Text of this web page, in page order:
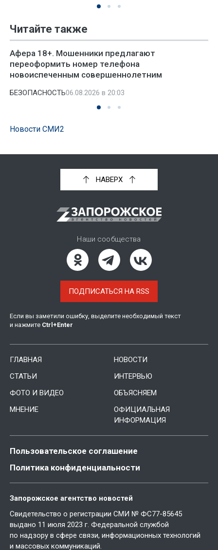
Читайте также
Афера 18+. Мошенники предлагают
переоформить номер телефона
новоиспеченным совершеннолетним
БЕЗОПАСНОСТЬ06.08.2026 в 20:03
Новости СМИ2
НАВЕРХ
Наши сообщества
ПОДПИСАТЬСЯ НА RSS
Если вы заметили ошибку, выделите необходимый текст
и нажмите Ctrl +Enter
ГЛАВНАЯ
НОВОСТИ
СТАТЬИ
ИНТЕРВЬЮ
ФОТО И ВИДЕО
ОБЪЯСНЯЕМ
МНЕНИЕ
ОФИЦИАЛЬНАЯ
ИНФОРМАЦИЯ
Пользовательское соглашение
Политика конфиденциальности
Запорожское агентство новостей
Свидетельство о регистрации СМИ № ФС77-85645
выдано 11 июля 2023 г. Федеральной службой
по надзору в сфере связи, информационных технологий
и массовых коммуникаций.